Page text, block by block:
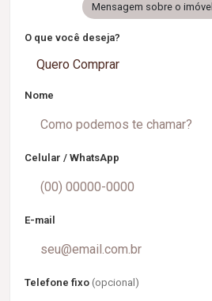
Mensagem sobre o imóvel
O que você deseja?
Quero Comprar
Nome
Celular / WhatsApp
E-mail
Telefone fixo (opcional)